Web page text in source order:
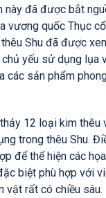
này đã được bắt
vương quốc Thục
Shu đã được
yếu sử dụng lụa
các sản phẩm
12 loại kim thêu
trong thêu Shu.
để thể hiện các
biệt phù hợp với
vật rất có chiều sâu.